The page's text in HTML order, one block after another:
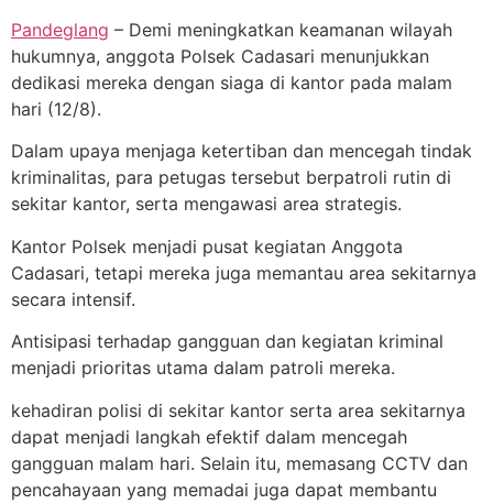
Pandeglang – Demi meningkatkan keamanan wilayah
hukumnya, anggota Polsek Cadasari menunjukkan
dedikasi mereka dengan siaga di kantor pada malam
hari (12/8).
Dalam upaya menjaga ketertiban dan mencegah tindak
kriminalitas, para petugas tersebut berpatroli rutin di
sekitar kantor, serta mengawasi area strategis.
Kantor Polsek menjadi pusat kegiatan Anggota
Cadasari, tetapi mereka juga memantau area sekitarnya
secara intensif.
Antisipasi terhadap gangguan dan kegiatan kriminal
menjadi prioritas utama dalam patroli mereka.
kehadiran polisi di sekitar kantor serta area sekitarnya
dapat menjadi langkah efektif dalam mencegah
gangguan malam hari. Selain itu, memasang CCTV dan
pencahayaan yang memadai juga dapat membantu